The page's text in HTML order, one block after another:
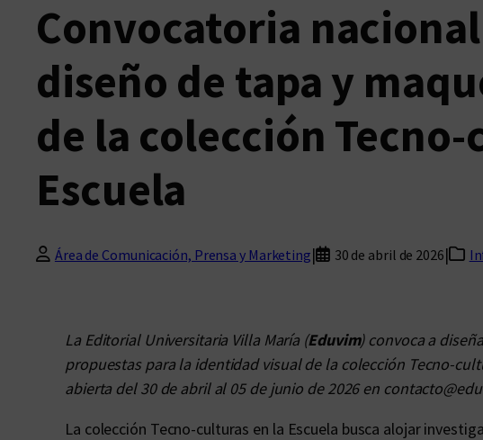
Convocatoria
diseño de tapa y
de la colección
Escuela
Área de Comunicación, Prensa y Marketing| 30 de abril de 2026|
La Editorial Universitaria Villa María (Eduvim) convoca a
propuestas para la identidad visual de la colección Tecno-
abierta del 30 de abril al 05 de junio de 2026 en
La colección Tecno-culturas en la Escuela busca alojar